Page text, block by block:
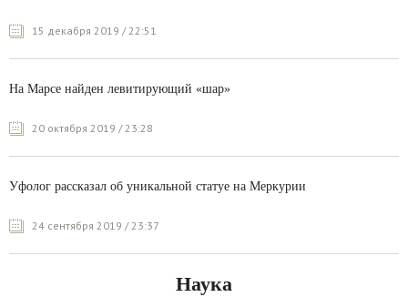
15 декабря 2019 / 22:51
На Марсе найден левитирующий «шар»
20 октября 2019 / 23:28
Уфолог рассказал об уникальной статуе на Меркурии
24 сентября 2019 / 23:37
Наука